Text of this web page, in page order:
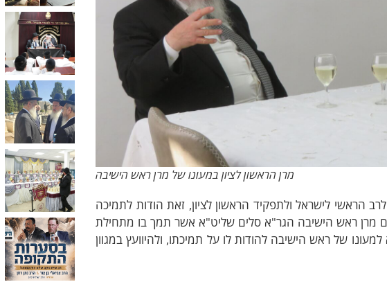
מרן הראשון לציון במעונו של מרן ראש הישיבה
הראשי לישראל ולתפקיד הראשון לציון, זאת הודות לתמיכה
מרן ראש הישיבה הגר"א סלים שליט"א אשר תמך בו מתחילת
של ראש הישיבה להודות לו על תמיכתו, ולהיוועץ במגוון